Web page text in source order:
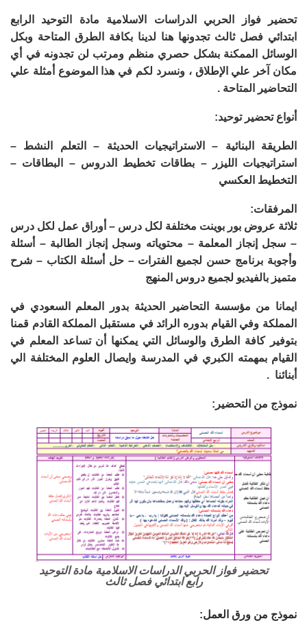
تحضير فواز الحربي الدراسات الاسلامية مادة التوحيد الرابع
ابتدائي فصل ثالث تجدونها هنا لدينا بكافة الطرق المتاحة وبكل
الوسائل الممكنة بشكل حصري منظم ومرتب لن تجدونه في أي
مكان آخر علي الإطلاق ، ونسرد لكم في هذا الموضوع أمثلة علي
التحاضير المتاحة .
أنواع تحضير توحيد:
الطريقة البنائية – الاستراتيجيات الحديثة – التعلم النشط –
استراتيجيات الليزر – بطاقات تخطيط الدروس – البطاقات –
التخطيط العكسي
المرفقات:
ثلاثة عروض بور بوينت مختلفة لكل درس – أوراق عمل لكل درس
– سجل إنجاز المعلمة – محتوياته وسجل إنجاز الطالبة – أسئلة
وأجوبة برنامج حسن لجميع الفترات – حل أسئلة الكتاب – شرح
متميز بالفيديو لجميع دروس المنهج
ايمانا من مؤسسة التحاضير الحديثة بدور المعلم السعودي في
المملكة وفي القيام بدوره الرائد في مستقبل المملكة القادم قمنا
بتوفير كافة الطرق والوسائل التي يمكنها أن تساعد المعلم في
القيام بمهمته الكبري في المدرسة وايصال العلوم المختلفة الي
أبنائنا .
نموذج من التحضير:
تحضير فواز الحربي الدراسات الاسلامية مادة التوحيد
رابع ابتدائي فصل ثالث
نموذج من ورق العمل: